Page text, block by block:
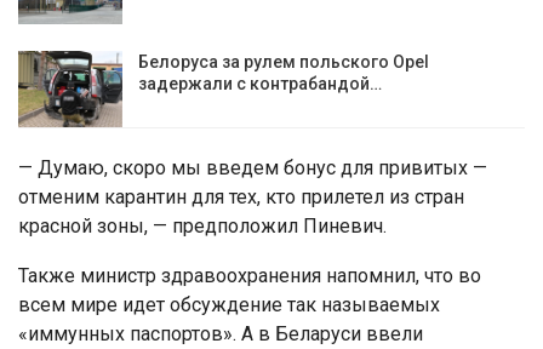
Белоруса за рулем польского Opel
задержали с контрабандой…
— Думаю, скоро мы введем бонус для привитых —
отменим карантин для тех, кто прилетел из стран
красной зоны, — предположил Пиневич.
Также министр здравоохранения напомнил, что во
всем мире идет обсуждение так называемых
«иммунных паспортов». А в Беларуси ввели